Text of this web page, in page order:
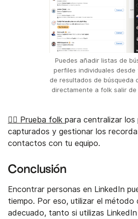
Puedes añadir listas de
perfiles individuales desde
de resultados de búsqueda
directamente a folk salir de
👉🏼 Prueba folk para centralizar los
capturados y gestionar los
contactos con tu equipo.
Conclusión
Encontrar personas en LinkedIn
tiempo. Por eso, utilizar el método
adecuado, tanto si utilizas